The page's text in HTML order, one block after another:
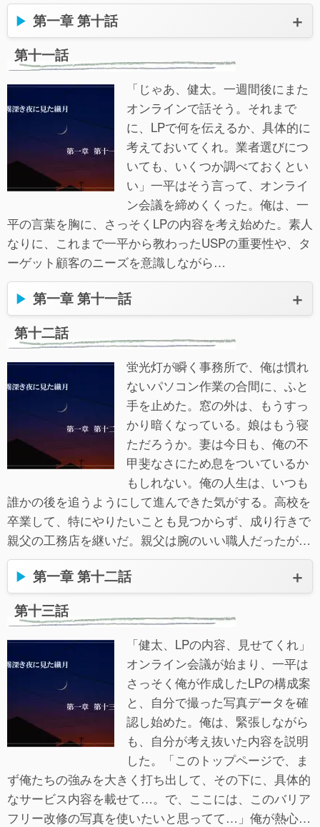
第一章 第十話
第十一話
「じゃあ、健太。一週間後にまた
オンラインで話そう。それまで
に、LPで何を伝えるか、具体的に
考えておいてくれ。業者選びにつ
いても、いくつか調べておくとい
い」一平はそう言って、オンライ
ン会議を締めくくった。俺は、一
平の言葉を胸に、さっそくLPの内容を考え始めた。素人
なりに、これまで一平から教わったUSPの重要性や、タ
ーゲット顧客のニーズを意識しながら…
第一章 第十一話
第十二話
蛍光灯が瞬く事務所で、俺は慣れ
ないパソコン作業の合間に、ふと
手を止めた。窓の外は、もうすっ
かり暗くなっている。娘はもう寝
ただろうか。妻は今日も、俺の不
甲斐なさにため息をついているか
もしれない。俺の人生は、いつも
誰かの後を追うようにして進んできた気がする。高校を
卒業して、特にやりたいことも見つからず、成り行きで
親父の工務店を継いだ。親父は腕のいい職人だったが…
第一章 第十二話
第十三話
「健太、LPの内容、見せてくれ」
オンライン会議が始まり、一平は
さっそく俺が作成したLPの構成案
と、自分で撮った写真データを確
認し始めた。俺は、緊張しながら
も、自分が考え抜いた内容を説明
した。「このトップページで、ま
ず俺たちの強みを大きく打ち出して、その下に、具体的
なサービス内容を載せて…。で、ここには、このバリア
フリー改修の写真を使いたいと思ってて…」俺が熱心…